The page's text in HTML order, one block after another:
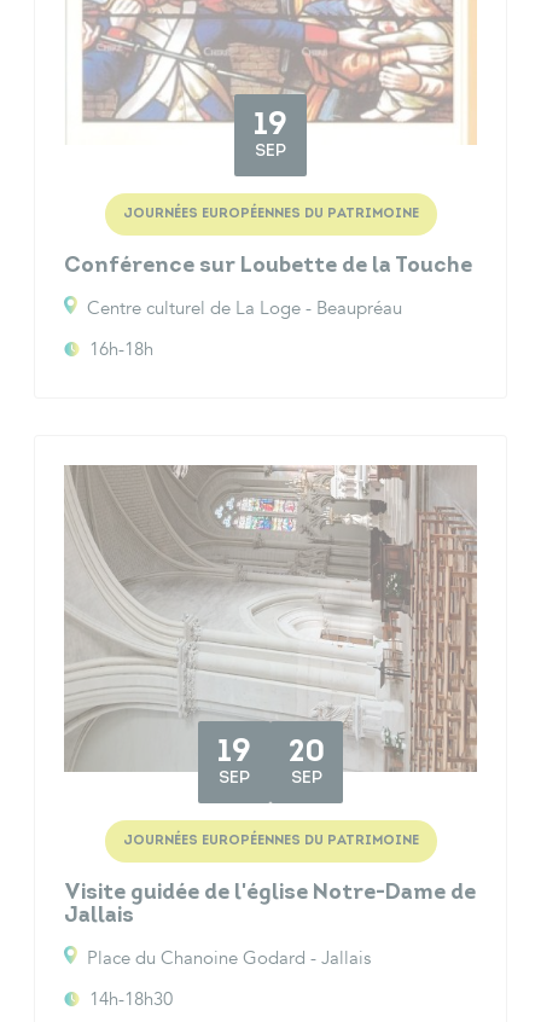
19
SEP
JOURNÉES EUROPÉENNES DU PATRIMOINE
Conférence sur Loubette de la Touche
Centre culturel de La Loge - Beaupréau
16h-18h
19
SEP
20
SEP
JOURNÉES EUROPÉENNES DU PATRIMOINE
Visite guidée de l'église Notre-Dame de
Jallais
Place du Chanoine Godard - Jallais
14h-18h30